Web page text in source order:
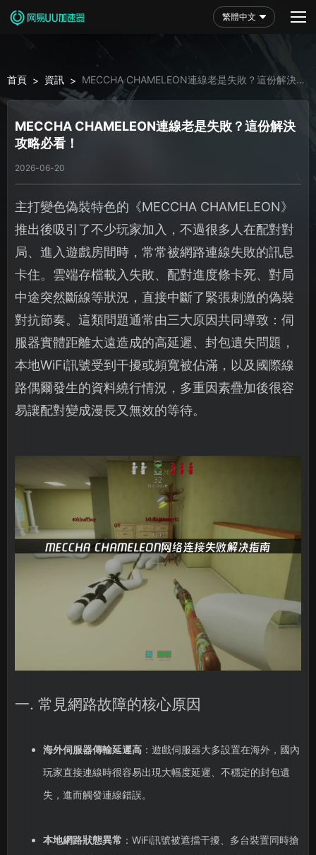
繁體中文
首頁 > 資訊 > MECCHA CHAMELEON連線老是失敗？這份解決
攻略必看！
MECCHA CHAMELEON連線老是失敗？這份解決
攻略必看！
2026-06-20
主打變色偽裝特色的《MECCHA CHAMELEON》
推出後吸引了不少玩家加入，不過很多人在配對對
局、進入遊戲房間時，常常被網路連線失敗的訊息
卡住。雲端存檔載入失敗、配對進度條卡死、對局
中途突然斷線等狀況，直接中斷了緊張刺激的偽裝
對抗節奏。這類問題通常由三大原因共同導致：伺
服器實體距離太遠造成的高延遲、封包遺失問題，
本地WiFi訊號受到干擾或頻寬被佔滿，以及國際線
路偶爾發生的資料繞行情況，多重因素疊加後很容
易讓配對變成漫長又無效的等待。
一. 常見網路故障的核心原因
海外伺服器傳輸延遲高：遊戲伺服器大多設置在海外，國內
玩家直接連線時很容易出現大幅度延遲、不穩定的封包遺
失，進而觸發連線錯誤。
本地網路狀態異常 ：WiFi訊號被遮擋干擾、多台裝置同時搶